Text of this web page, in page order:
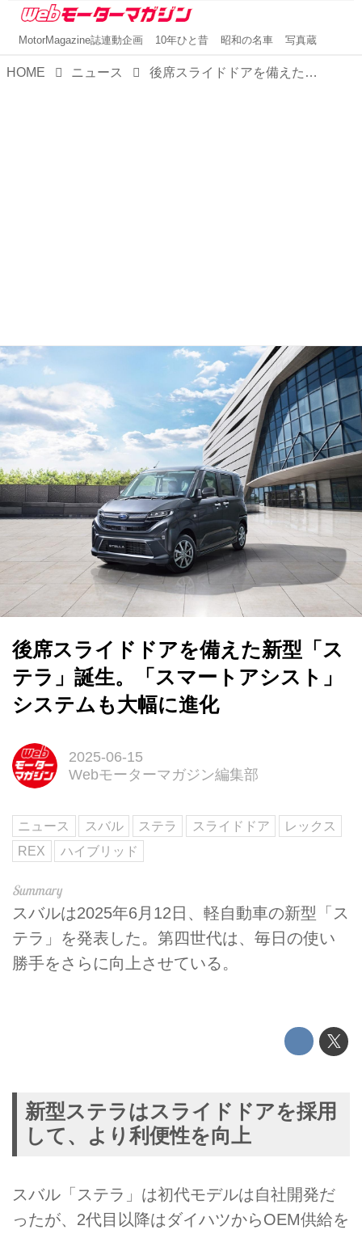
MotorMagazine誌連動企画 10年ひと昔 昭和の名車 写真蔵
HOME ニュース 後席スライドドアを備えた新型「ステラ」誕生。「スマートアシスト」システムも大幅に進化
後席スライドドアを備えた新型「ス
テラ」誕生。「スマートアシスト」
システムも大幅に進化
2025-06-15
Webモーターマガジン編集部
ニュース スバル ステラ スライドドア
レックス
REX
ハイブリッド
スバルは2025年6月12日、軽自動車の新型「ス
テラ」を発表した。第四世代は、毎日の使い
勝手をさらに向上させている。
新型ステラはスライドドアを採用
して、より利便性を向上
スバル「ステラ」は初代モデルは自社開発だ
ったが、2代目以降はダイハツからOEM供給を